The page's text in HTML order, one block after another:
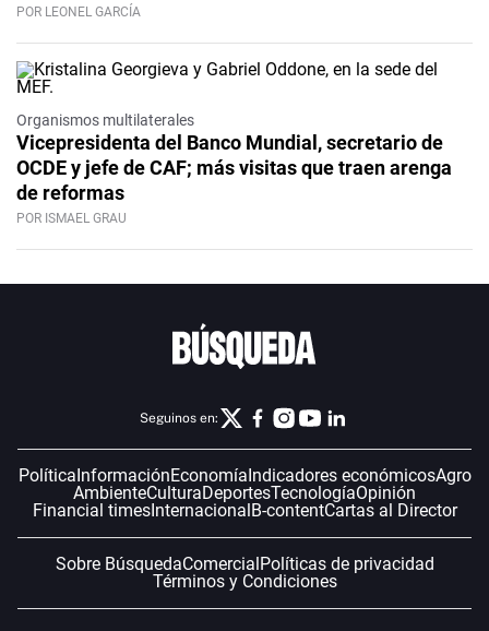
POR LEONEL GARCÍA
Organismos multilaterales
Vicepresidenta del Banco Mundial, secretario de
OCDE y jefe de CAF; más visitas que traen arenga
de reformas
POR ISMAEL GRAU
Seguinos en:
PolíticaInformaciónEconomíaIndicadores económicosAgro
AmbienteCulturaDeportesTecnologíaOpinión
Financial timesInternacionalB-contentCartas al Director
Sobre BúsquedaComercialPolíticas de privacidad
Términos y Condiciones